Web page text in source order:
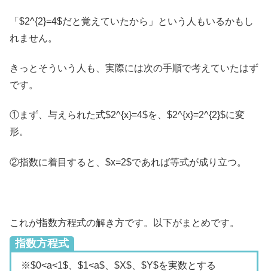
「$2^{2}=4$だと覚えていたから」という人もいるかもし
れません。
きっとそういう人も、実際には次の手順で考えていたはず
です。
①まず、与えられた式$2^{x}=4$を、$2^{x}=2^{2}$に変
形。
②指数に着目すると、$x=2$であれば等式が成り立つ。
これが指数方程式の解き方です。以下がまとめです。
指数方程式
※$0<a<1$、$1<a$、$X$、$Y$を実数とする